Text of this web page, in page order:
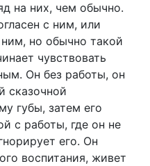
на них, чем обычно.
с ним, или
ним, но обычно такой
чувствовать
Он без работы, он
сказочной
губы, затем его
с работы, где он не
его. Он
воспитания, живет